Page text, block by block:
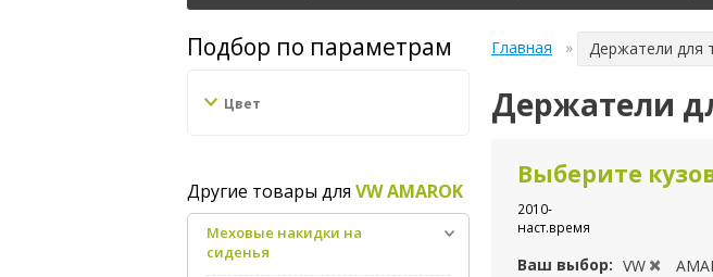
Подбор по параметрам
Цвет
Другие товары для VW AMAROK
Меховые накидки на
сиденья
Главная
Держатели
Выберите
2010-
наст.время
Ваш выбор: VW